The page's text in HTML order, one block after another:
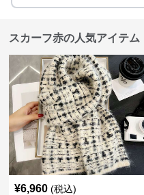
スカーフ赤の人気アイテム
¥6,960 (税込)